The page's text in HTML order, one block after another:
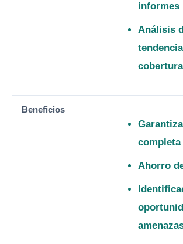
informes
Análisis
cobertura
completa
Ahorro